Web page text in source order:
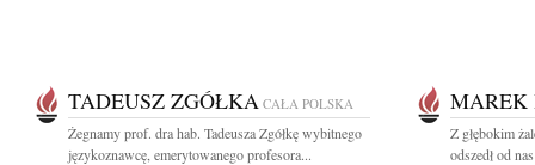
TADEUSZ ZGÓŁKA CAŁA POLSKA
Żegnamy prof. dra hab. Tadeusza Zgółkę wybitnego
językoznawcę, emerytowanego profesora...
Z głębokim
odszedł od